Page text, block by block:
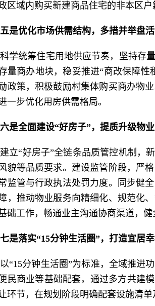
区域内购买新建商品住宅的非本区
五是优化市场供需结构，多措并举盘
科学统筹住宅用地供应节奏，坚持存
量商办地块，稳妥推进“商改保障
政策，积极鼓励村集体购买商办物
一步优化用房供需格局。
六是全面建设“好房子”，提质升级物
建立“好房子”全链条品质管控机制，
貌等品质要求。建设监管阶段，严
监管与行政执法处罚力度。同步健
，推动物业服务向精细化、规范化
础工作，畅通业主沟通协商渠道，
七是落实“15分钟生活圈”，打造宜居
以“15分钟生活圈”为标准，全域推进
民商业等基础配套，通过多方共建
环节，在规划阶段明确配套设施清